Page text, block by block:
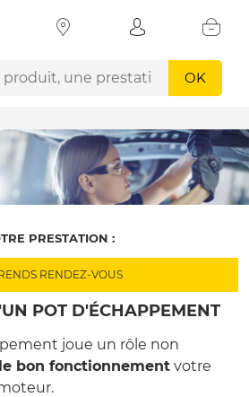
OK
POT D'ÉCHAPPEMENT
joue un rôle non
le bon fonctionnement votre
PRESTATION :
RENDEZ-VOUS